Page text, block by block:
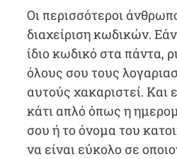
Οι περισσότεροι
διαχείριση κωδικών.
ίδιο κωδικό στα πάντα,
όλους σου τους
αυτούς χακαριστεί. Και
κάτι απλό όπως η
σου ή το όνομα του
να είναι εύκολο σε